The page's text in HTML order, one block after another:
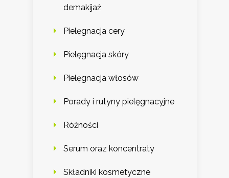
demakijaż
Pielęgnacja cery
Pielęgnacja skóry
Pielęgnacja włosów
Porady i rutyny pielęgnacyjne
Różności
Serum oraz koncentraty
Składniki kosmetyczne